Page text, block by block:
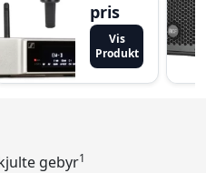
pris
Vis
Produkt
gebyr1